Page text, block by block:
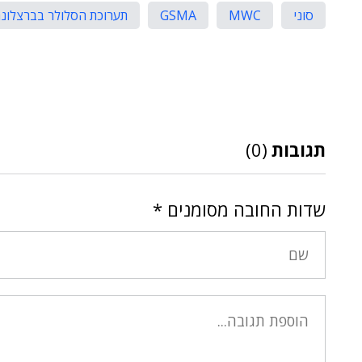
סוני MWC
GSMA תערוכת הסלולר
תגובות (0)
שדות החובה מסומנים *